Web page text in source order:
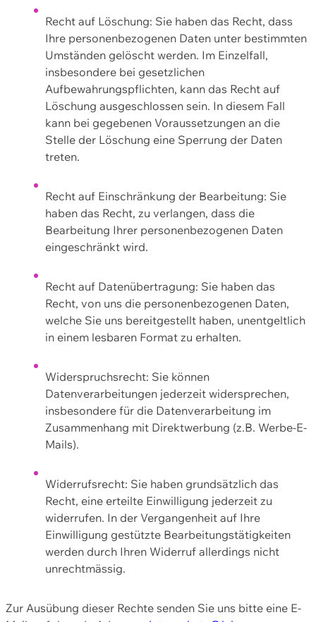
Recht auf Löschung: Sie haben das Recht, dass
Ihre personenbezogenen Daten unter bestimmten
Umständen gelöscht werden. Im Einzelfall,
insbesondere bei gesetzlichen
Aufbewahrungspflichten, kann das Recht auf
Löschung ausgeschlossen sein. In diesem Fall
kann bei gegebenen Voraussetzungen an die
Stelle der Löschung eine Sperrung der Daten
treten.
Recht auf Einschränkung der Bearbeitung: Sie
haben das Recht, zu verlangen, dass die
Bearbeitung Ihrer personenbezogenen Daten
eingeschränkt wird.
Recht auf Datenübertragung: Sie haben das
Recht, von uns die personenbezogenen Daten,
welche Sie uns bereitgestellt haben, unentgeltlich
in einem lesbaren Format zu erhalten.
Widerspruchsrecht: Sie können
Datenverarbeitungen jederzeit widersprechen,
insbesondere für die Datenverarbeitung im
Zusammenhang mit Direktwerbung (z.B. Werbe-E-
Mails).
Widerrufsrecht: Sie haben grundsätzlich das
Recht, eine erteilte Einwilligung jederzeit zu
widerrufen. In der Vergangenheit auf Ihre
Einwilligung gestützte Bearbeitungstätigkeiten
werden durch Ihren Widerruf allerdings nicht
unrechtmässig.
Zur Ausübung dieser Rechte senden Sie uns bitte eine E-